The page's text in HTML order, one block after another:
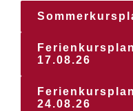
17.08.26
24.08.26